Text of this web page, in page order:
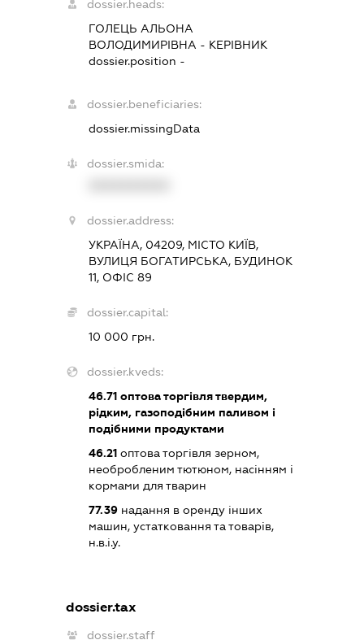
dossier.heads:
ГОЛЕЦЬ АЛЬОНА
ВОЛОДИМИРІВНА - КЕРІВНИК
dossier.position -
dossier.beneficiaries:
dossier.missingData
dossier.smida:
dossier.address:
УКРАЇНА, 04209, МІСТО КИЇВ,
ВУЛИЦЯ БОГАТИРСЬКА, БУДИНОК
11, ОФІС 89
dossier.capital:
10 000 грн.
dossier.kveds:
46.71 оптова торгівля твердим,
рідким, газоподібним паливом і
подібними продуктами
46.21 оптова торгівля зерном,
необробленим тютюном, насінням і
кормами для тварин
77.39 надання в оренду інших
машин, устатковання та товарів,
н.в.і.у.
dossier.tax
dossier.staff